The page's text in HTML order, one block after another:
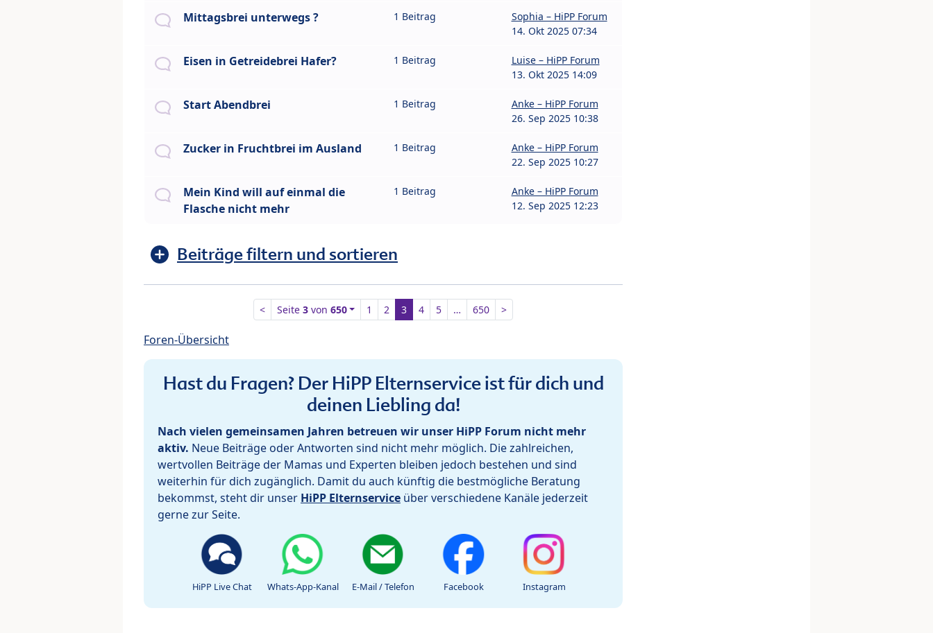
Mittagsbrei unterwegs ? 1 Beitrag
Sophia – HiPP Forum
14. Okt 2025 07:34
Eisen in Getreidebrei Hafer? 1 Beitrag
Luise – HiPP Forum
13. Okt 2025 14:09
Start Abendbrei 1 Beitrag
Anke – HiPP Forum
26. Sep 2025 10:38
Zucker in Fruchtbrei im Ausland 1 Beitrag
Anke – HiPP Forum
22. Sep 2025 10:27
Mein Kind will auf einmal die
Flasche nicht mehr
1 Beitrag
Anke – HiPP Forum
12. Sep 2025 12:23
Beiträge filtern und sortieren
< Seite 3von 650 1 2 3 4 5 … 650 >
Foren-Übersicht
Hast du Fragen? Der HiPP Elternservice ist für dich und
deinen Liebling da!
Nach vielen gemeinsamen Jahren betreuen wir unser HiPP Forum nicht mehr
aktiv. Neue Beiträge oder Antworten sind nicht mehr möglich. Die zahlreichen,
wertvollen Beiträge der Mamas und Experten bleiben jedoch bestehen und sind
weiterhin für dich zugänglich. Damit du auch künftig die bestmögliche Beratung
bekommst, steht dir unser HiPP Elternservice über verschiedene Kanäle jederzeit
gerne zur Seite.
HiPP Live Chat Whats-App-Kanal E-Mail / Telefon Facebook Instagram